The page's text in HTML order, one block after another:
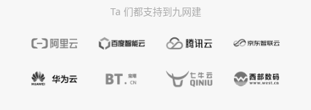
Ta 们都支持到九网建